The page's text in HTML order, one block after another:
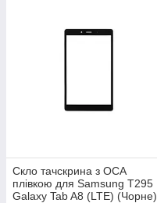
Скло тачскрина з OCA
плівкою для Samsung T295
Galaxy Tab A8 (LTE) (Чорне)